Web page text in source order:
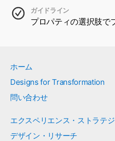
ガイドライン
プロパティの選択肢で
ホーム
Designs for Transformation
問い合わせ
エクスペリエンス・ストラテ
デザイン・リサーチ